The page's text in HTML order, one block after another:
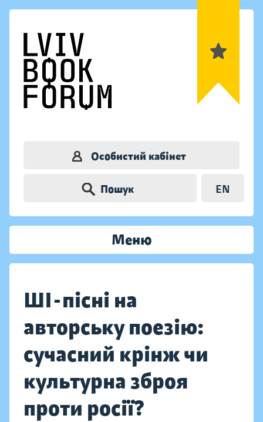
Особистий кабінет
Пошук EN
Меню
ШІ-пісні на
авторську поезію:
сучасний крінж чи
культурна зброя
проти росії?